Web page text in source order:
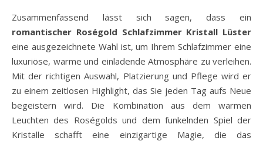
Zusammenfassend lässt sich sagen, dass ein
romantischer Roségold Schlafzimmer Kristall Lüster
eine ausgezeichnete Wahl ist, um Ihrem Schlafzimmer eine
luxuriöse, warme und einladende Atmosphäre zu verleihen.
Mit der richtigen Auswahl, Platzierung und Pflege wird er
zu einem zeitlosen Highlight, das Sie jeden Tag aufs Neue
begeistern wird. Die Kombination aus dem warmen
Leuchten des Roségolds und dem funkelnden Spiel der
Kristalle schafft eine einzigartige Magie, die das